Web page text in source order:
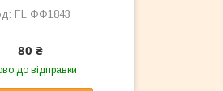
FL ФФ1843
80 ₴
до відправки